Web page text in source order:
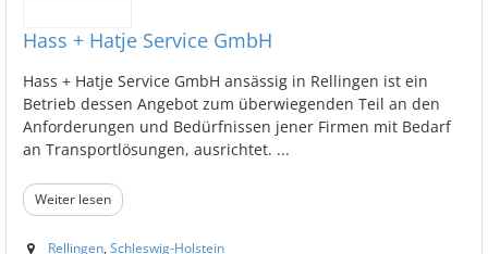
Hass + Hatje Service GmbH
Hass + Hatje Service GmbH ansässig in Rellingen ist ein
Betrieb dessen Angebot zum überwiegenden Teil an den
Anforderungen und Bedürfnissen jener Firmen mit Bedarf
an Transportlösungen, ausrichtet. ...
Weiter lesen
Rellingen Schleswig-Holstein